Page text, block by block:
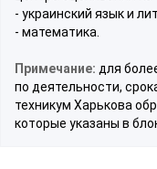
- украинский язык и
- математика.
Примечание: для
по деятельности,
техникум Харькова
которые указаны в